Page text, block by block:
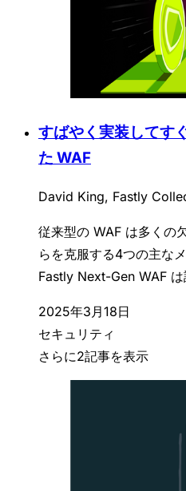
すばやく実装してす
た WAF
David King, Fastly
従来型の WAF は多くの
らを克服する4つの主な
Fastly Next-Gen WAF は
2025年3月18日
セキュリティ
さらに2記事を表示